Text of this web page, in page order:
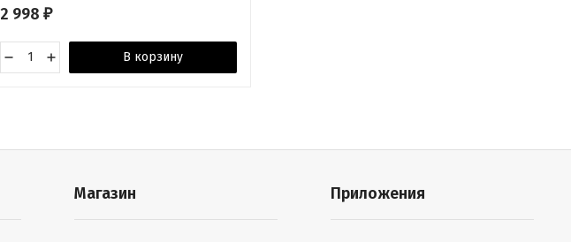
2 998 ₽
В корзину
Магазин Приложения